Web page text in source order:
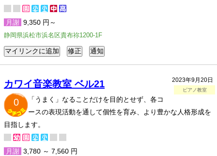
月謝 9,350 円～
静岡県浜松市浜名区貴布祢1200-1F
2023年9月20日
ピアノ教室
カワイ音楽教室 ベル21
0
「うまく」なることだけを目的とせず、各コ
ースの表現活動を通して個性を育み、より豊かな人格形成を
目指します。
月謝 3,780 ～ 7,560 円